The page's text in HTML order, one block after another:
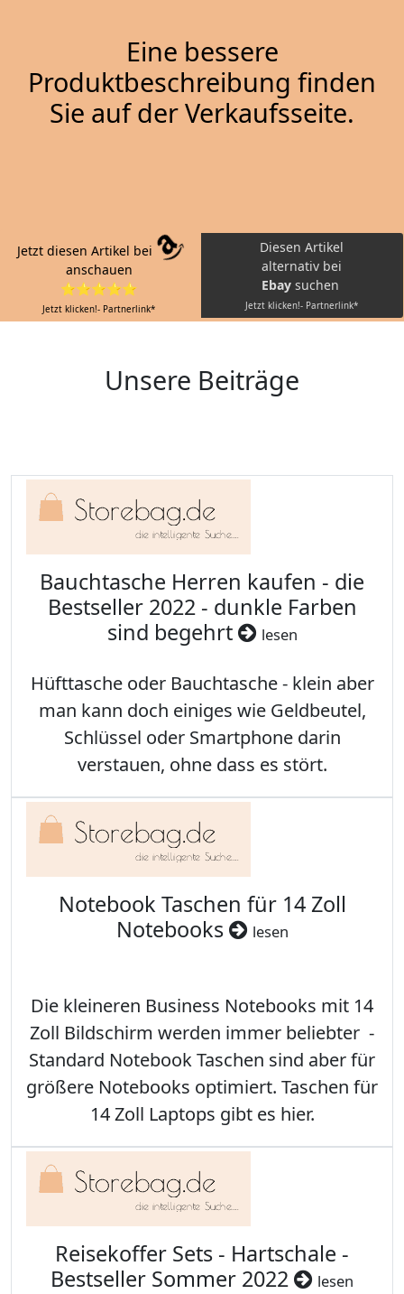
Eine bessere
Produktbeschreibung finden
Sie auf der Verkaufsseite.
Jetzt diesen Artikel bei
anschauen
⭐⭐⭐⭐⭐
Jetzt klicken!- Partnerlink*
Diesen Artikel
alternativ bei
Ebay suchen
Jetzt klicken!- Partnerlink*
Unsere Beiträge
Bauchtasche Herren kaufen - die
Bestseller 2022 - dunkle Farben
sind begehrt
lesen
Hüfttasche oder Bauchtasche - klein aber
man kann doch einiges wie Geldbeutel,
Schlüssel oder Smartphone darin
verstauen, ohne dass es stört.
Notebook Taschen für 14 Zoll
Notebooks
lesen
Die kleineren Business Notebooks mit 14
Zoll Bildschirm werden immer beliebter -
Standard Notebook Taschen sind aber für
größere Notebooks optimiert. Taschen für
14 Zoll Laptops gibt es hier.
Reisekoffer Sets - Hartschale -
Bestseller Sommer 2022
lesen